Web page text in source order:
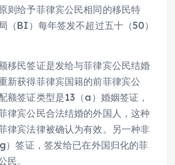
则给予菲律宾公民相同的移民特
（BI）每年签发不超过五十（50）
移民签证是发给与菲律宾公民结婚
新获得菲律宾国籍的前菲律宾公
额签证类型是13（a）婚姻签证，
律宾公民合法结婚的外国人，这种
律宾法律被确认为有效。另一种非
）签证，签发给已在外国归化的菲
民。